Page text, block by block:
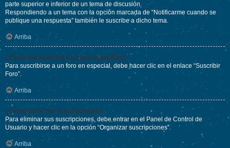
parte superior e inferior de un tema de discusión.
Respondiendo a un tema con la opción marcada de “Notificarme cuando se
publique una respuesta” también le suscribe a dicho tema.
Arriba
¿Cómo me suscribo a un foro específico?
Para suscribirse a un foro en especial, debe hacer clic en el enlace “Suscribir
Foro”.
Arriba
¿Cómo borro mis suscripciones?
Para eliminar sus suscripciones, debe entrar en el Panel de Control de
Usuario y hacer clic en la opción “Organizar suscripciones”.
Arriba